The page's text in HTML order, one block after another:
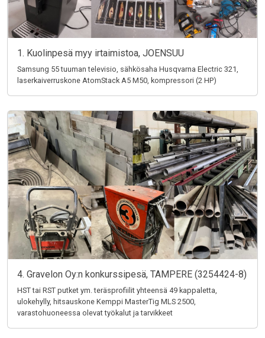
1. Kuolinpesä myy irtaimistoa, JOENSUU
Samsung 55 tuuman televisio, sähkösaha Husqvarna Electric 321,
laserkaiverruskone AtomStack A5 M50, kompressori (2 HP)
4. Gravelon Oy:n konkurssipesä, TAMPERE (3254424-8)
HST tai RST putket ym. teräsprofiilit yhteensä 49 kappaletta,
ulokehylly, hitsauskone Kemppi MasterTig MLS 2500,
varastohuoneessa olevat työkalut ja tarvikkeet